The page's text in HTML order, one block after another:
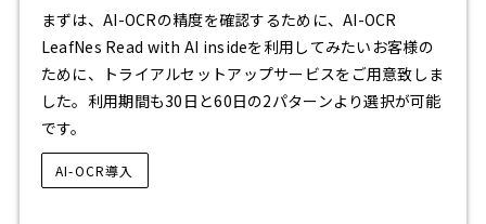
まずは、AI-OCRの精度を確認するために、AI-OCR
LeafNes Read with AI insideを利用してみたいお客様の
ために、トライアルセットアップサービスをご用意致しま
した。利用期間も30日と60日の2パターンより選択が可能
です。
AI-OCR導入